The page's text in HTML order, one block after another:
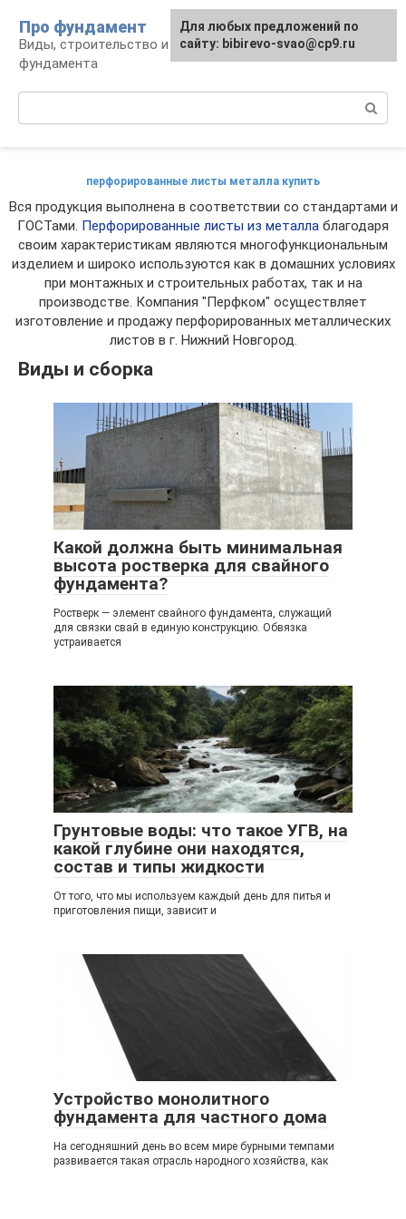
контенту
Про фундамент
Виды, строительство и обустройство
фундамента
перфорированные листы металла купить
Вся продукция выполнена в соответствии со стандартами и
ГОСТами. Перфорированные листы из металла благодаря
своим характеристикам являются многофункциональным
изделием и широко используются как в домашних условиях
при монтажных и строительных работах, так и на
производстве. Компания "Перфком" осуществляет
изготовление и продажу перфорированных металлических
листов в г. Нижний Новгород.
Виды и сборка
Какой должна быть минимальная
высота ростверка для свайного
фундамента?
Ростверк — элемент свайного фундамента, служащий
для связки свай в единую конструкцию. Обвязка
устраивается
Грунтовые воды: что такое УГВ, на
какой глубине они находятся,
состав и типы жидкости
От того, что мы используем каждый день для питья и
приготовления пищи, зависит и
Устройство монолитного
фундамента для частного дома
На сегодняшний день во всем мире бурными темпами
развивается такая отрасль народного хозяйства, как
Для любых предложений по
сайту: bibirevo-svao@cp9.ru